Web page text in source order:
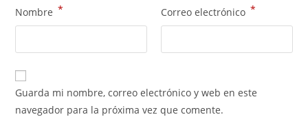
Nombre * Correo electrónico *
Guarda mi nombre, correo electrónico y web en este
navegador para la próxima vez que comente.